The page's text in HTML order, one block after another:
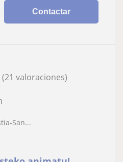
Contactar
(21 valoraciones)
San...